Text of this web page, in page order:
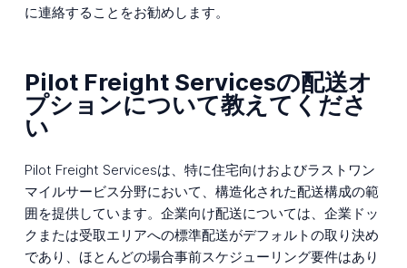
に連絡することをお勧めします。
Pilot Freight Servicesの配送オ
プションについて教えてくださ
い
Pilot Freight Servicesは、特に住宅向けおよびラストワン
マイルサービス分野において、構造化された配送構成の範
囲を提供しています。企業向け配送については、企業ドッ
クまたは受取エリアへの標準配送がデフォルトの取り決め
であり、ほとんどの場合事前スケジューリング要件はあり